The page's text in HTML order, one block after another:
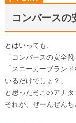
コンバースの
とはいっても、
「コンバースの安全靴
「スニーカーブラン
いるだけでしょ？」
と思ったそこのアナタ
それが、ぜーんぜんち